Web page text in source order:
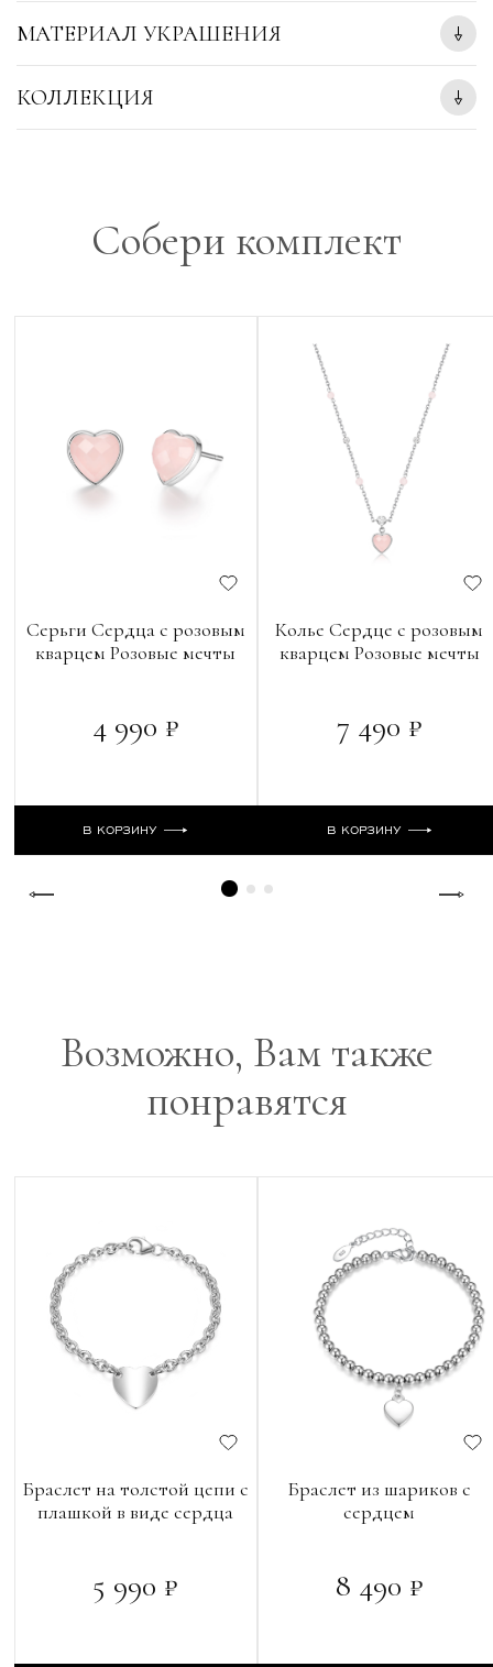
МАТЕРИАЛ УКРАШЕНИЯ
КОЛЛЕКЦИЯ
Собери комплект
Серьги Сердца с розовым
кварцем Розовые мечты
4 990 ₽
В КОРЗИНУ
Колье Сердце с розовым
кварцем Розовые мечты
7 490 ₽
В КОРЗИНУ
Возможно, Вам также
понравятся
Браслет на толстой цепи с
плашкой в виде сердца
5 990 ₽
Браслет из шариков с
сердцем
8 490 ₽